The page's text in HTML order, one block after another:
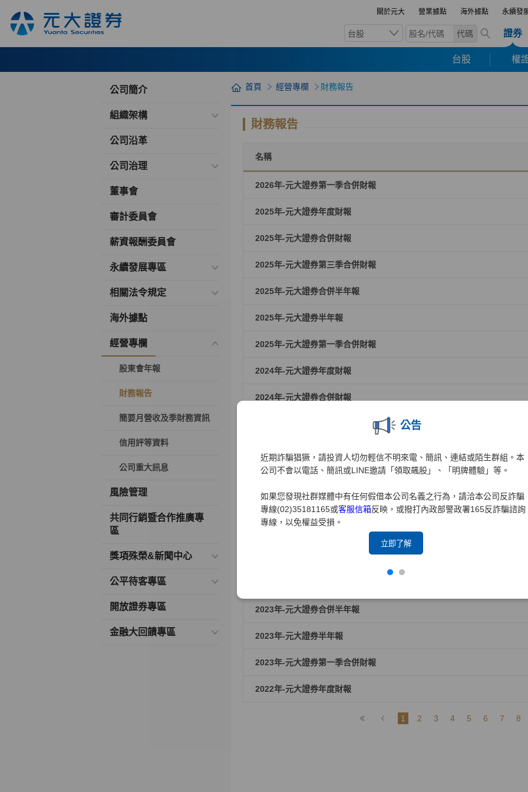
關於元大 營業據點 海外據點 永續發
台股 代碼 證券
台股 權
公告
近期詐騙猖獗，請投資人切勿輕信不明來電、簡訊、連結或陌生群組。本
公司不會以電話、簡訊或LINE邀請「領取飆股」、「明牌體驗」等。
如果您發現社群媒體中有任何假借本公司名義之行為，請洽本公司反詐騙
專線(02)35181165或客服信箱反映，或撥打內政部警政署165反詐騙諮詢
專線，以免權益受損。
立即了解
公司簡介
組織架構
公司沿革
公司治理
董事會
審計委員會
薪資報酬委員會
永續發展專區
相關法令規定
海外據點
經營專欄
股東會年報
財務報告
簡要月營收及季財務資訊
信用評等資料
公司重大訊息
風險管理
共同行銷暨合作推廣專
區
獎項殊榮&新聞中心
公平待客專區
開放證券專區
金融大回饋專區
首頁 經營專欄 財務報告
財務報告
名稱
2026年-元大證券第一季合併財報
2025年-元大證券年度財報
2025年-元大證券合併財報
2025年-元大證券第三季合併財報
2025年-元大證券合併半年報
2025年-元大證券半年報
2025年-元大證券第一季合併財報
2024年-元大證券年度財報
2024年-元大證券合併財報
2024年-元大證券第三季合併財報
2024年-元大證券半年報
2024年-元大證券第一季合併財報
2023年-元大證券合併半年報
2023年-元大證券半年報
2023年-元大證券第一季合併財報
2022年-元大證券年度財報
1 2 3 4 5 6 7 8